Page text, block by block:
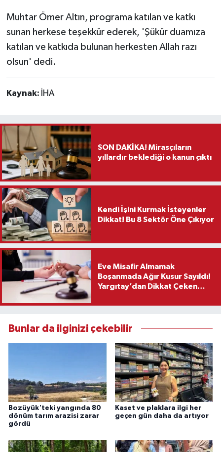
Muhtar Ömer Altın, programa katılan ve katkı
sunan herkese teşekkür ederek, 'Şükür duamıza
katılan ve katkıda bulunan herkesten Allah razı
olsun' dedi.
Kaynak: İHA
SON DAKİKA! Mirasçıların
yıllardır beklediği o kanun çıktı
Kendi İşini Kurmak İsteyenler
Dikkat! Bu 8 Sektör Öne Çıkıyor
Eve Misafir Almamak
Boşanmada Ağır Kusur Sayıldı!
Yargıtay’dan Dikkat Çeken
Bunlar da ilginizi çekebilir
Bozüyük'teki yangında 80
dönüm tarım arazisi zarar
gördü
Kaset ve plaklara ilgi her
geçen gün daha da artıyor